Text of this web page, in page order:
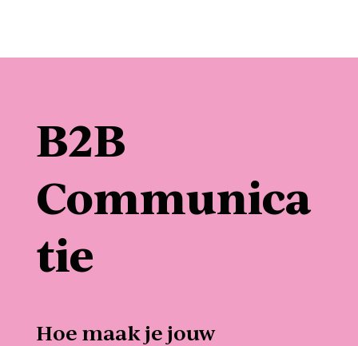
B2B
Communica
tie
Hoe maak je jouw